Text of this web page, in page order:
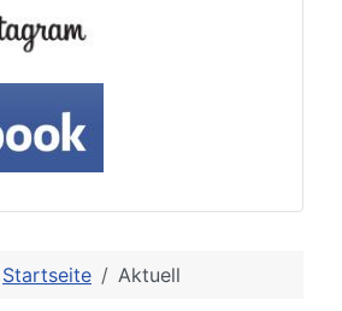
Startseite Aktuell